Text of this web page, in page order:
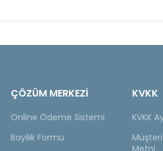
ÇÖZÜM MERKEZİ
Online Ödeme Sistemi
Bayilik Formu
KVKK
KVKK
Metni